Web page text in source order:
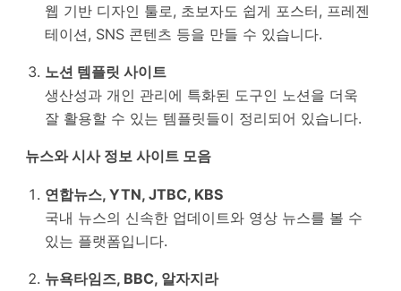
웹 기반 디자인 툴로, 초보자도 쉽게 포스터, 프레젠
테이션, SNS 콘텐츠 등을 만들 수 있습니다.
노션 템플릿 사이트
생산성과 개인 관리에 특화된 도구인 노션을 더욱
잘 활용할 수 있는 템플릿들이 정리되어 있습니다.
뉴스와 시사 정보 사이트 모음
연합뉴스, YTN, JTBC, KBS
국내 뉴스의 신속한 업데이트와 영상 뉴스를 볼 수
있는 플랫폼입니다.
뉴욕타임즈, BBC, 알자지라